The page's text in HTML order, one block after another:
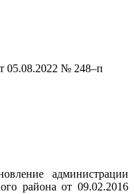
05.08.2022 № 248–п
администрации
района от 09.02.2016